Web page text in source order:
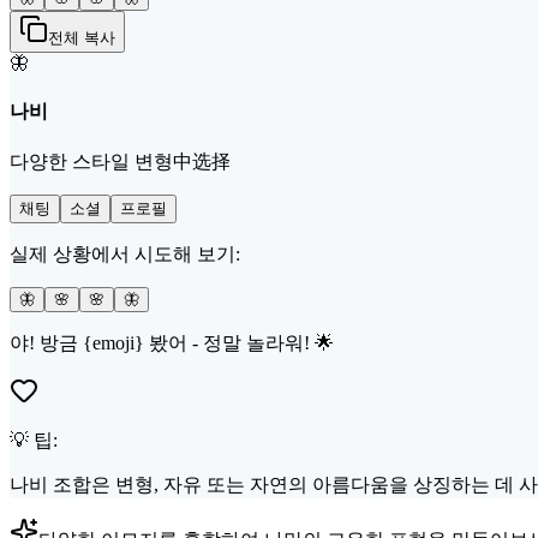
전체 복사
🦋
나비
다양한 스타일 변형中选择
채팅 소셜 프로필
실제 상황에서 시도해 보기:
🦋 🌸 🌸 🦋
야! 방금 {emoji} 봤어 - 정말 놀라워! 🌟
💡 팁:
나비 조합은 변형, 자유 또는 자연의 아름다움을 상징하는 데